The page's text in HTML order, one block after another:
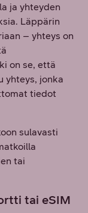
ja yhteyden
Läppärin
– yhteys on
on se, että
yhteys, jonka
tiedot
sulavasti
tai
tai eSIM